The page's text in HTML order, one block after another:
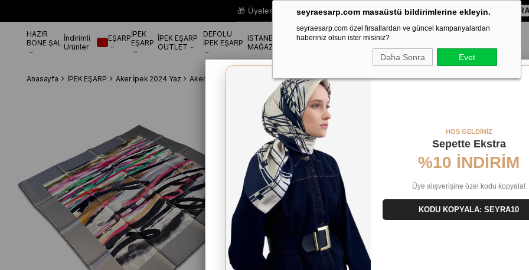
seyraesarp.com masaüstü bildirimlerine ekleyin.
seyraesarp.com özel fırsatlardan ve güncel kampanyalardan
haberiniz olsun ister misiniz?
Daha Sonra Evet
🎁 Üyelere Özel Sepette%10 EKSTRA İNDİRİM HEDİYE ÇEKİ! KOD:
HAZIR
BONE ŞAL İndirimli
Ürünler
EŞARPİPEK
EŞARP İPEK EŞARP
OUTLET
DEFOLU
İPEK EŞARP ISTANBUL
MAĞAZA
ŞALAKSESUAR
Anasayfa İPEK EŞARP Aker İpek 2024 Yaz Aker Gri Karma Desen Tivil İpek Eşarp 8808713 - 971
HOŞ GELDİNİZ
Sepette Ekstra
%10 İNDİRİM
Üye alışverişine özel kodu kopyala!
KODU KOPYALA: SEYRA10